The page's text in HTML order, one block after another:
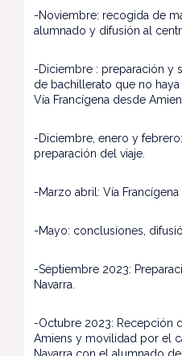
-Noviembre: recogida de
alumnado y difusión al
-Diciembre : preparación y
de bachillerato que no
Vía Francígena desde
-Diciembre, enero y
preparación del viaje.
-Marzo abril: Vía Francígena
-Mayo: conclusiones,
-Septiembre 2023:
Navarra.
-Octubre 2023: Recepción
Amiens y movilidad por el
Navarra con el alumnado